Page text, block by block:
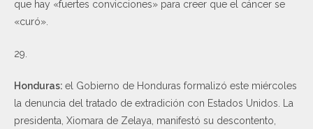
que hay «fuertes convicciones» para creer que el cáncer se
«curó».
29.
Honduras: el Gobierno de Honduras formalizó este miércoles
la denuncia del tratado de extradición con Estados Unidos. La
presidenta, Xiomara de Zelaya, manifestó su descontento,